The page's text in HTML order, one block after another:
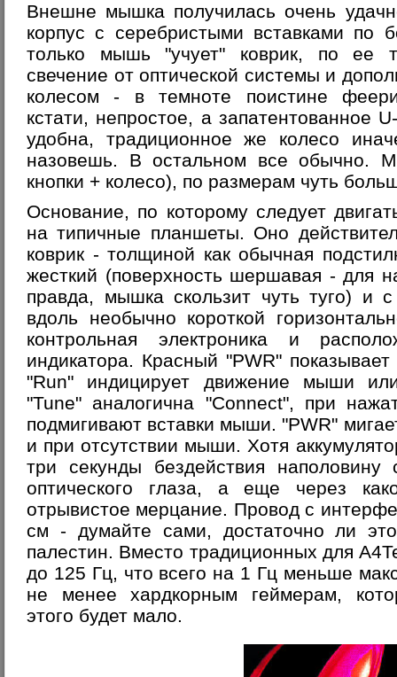
Внешне мышка получилась очень
корпус с серебристыми вставками по
только мышь "учует" коврик, по ее
свечение от оптической системы и
колесом - в темноте поистине
кстати, непростое, а запатентованное
удобна, традиционное же колесо
назовешь. В остальном все обычно.
кнопки + колесо), по размерам чуть
Основание, по которому следует
на типичные планшеты. Оно
коврик - толщиной как обычная
жесткий (поверхность шершавая - для
правда, мышка скользит чуть туго) и
вдоль необычно короткой
контрольная электроника и
индикатора. Красный "PWR"
"Run" индицирует движение мыши
"Tune" аналогична "Connect", при
подмигивают вставки мыши. "PWR"
и при отсутствии мыши. Хотя
три секунды бездействия наполовину
оптического глаза, а еще через
отрывистое мерцание. Провод с
см - думайте сами, достаточно ли
палестин. Вместо традиционных для
до 125 Гц, что всего на 1 Гц меньше
не менее хардкорным геймерам,
этого будет мало.